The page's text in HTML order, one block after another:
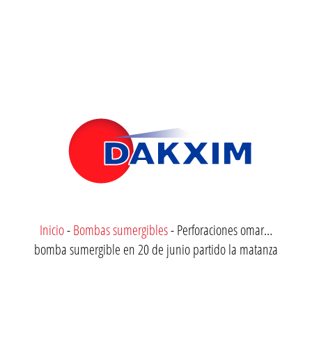
Inicio-Bombas sumergibles-Perforaciones omar…
bomba sumergible en 20 de junio partido la matanza